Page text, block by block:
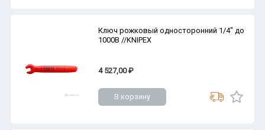
Ключ рожковый односторонний 1/4" до
1000В //KNIPEX
4 527,00 ₽
В корзину